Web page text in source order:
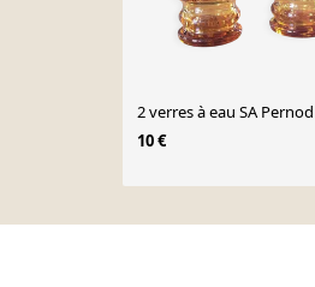
2 verres à eau SA Pernod
10 €